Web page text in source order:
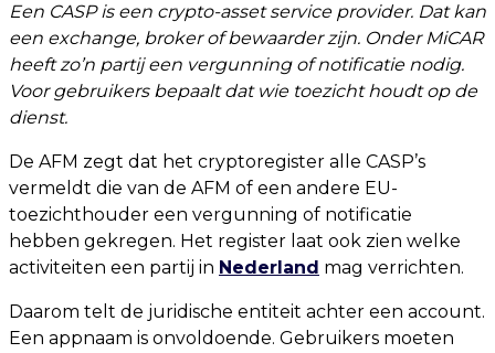
Een CASP is een crypto-asset service provider. Dat kan
een exchange, broker of bewaarder zijn. Onder MiCAR
heeft zo’n partij een vergunning of notificatie nodig.
Voor gebruikers bepaalt dat wie toezicht houdt op de
dienst.
De AFM zegt dat het cryptoregister alle CASP’s
vermeldt die van de AFM of een andere EU-
toezichthouder een vergunning of notificatie
hebben gekregen. Het register laat ook zien welke
activiteiten een partij in Nederland mag verrichten.
Daarom telt de juridische entiteit achter een account.
Een appnaam is onvoldoende. Gebruikers moeten